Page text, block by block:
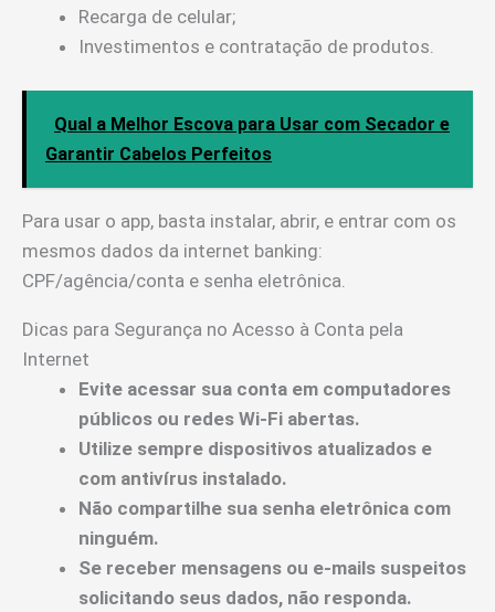
Recarga de celular;
Investimentos e contratação de produtos.
Qual a Melhor Escova para Usar com Secador e
Garantir Cabelos Perfeitos
Para usar o app, basta instalar, abrir, e entrar com os
mesmos dados da internet banking:
CPF/agência/conta e senha eletrônica.
Dicas para Segurança no Acesso à Conta pela
Internet
Evite acessar sua conta em computadores
públicos ou redes Wi-Fi abertas.
Utilize sempre dispositivos atualizados e
com antivírus instalado.
Não compartilhe sua senha eletrônica com
ninguém.
Se receber mensagens ou e-mails suspeitos
solicitando seus dados, não responda.